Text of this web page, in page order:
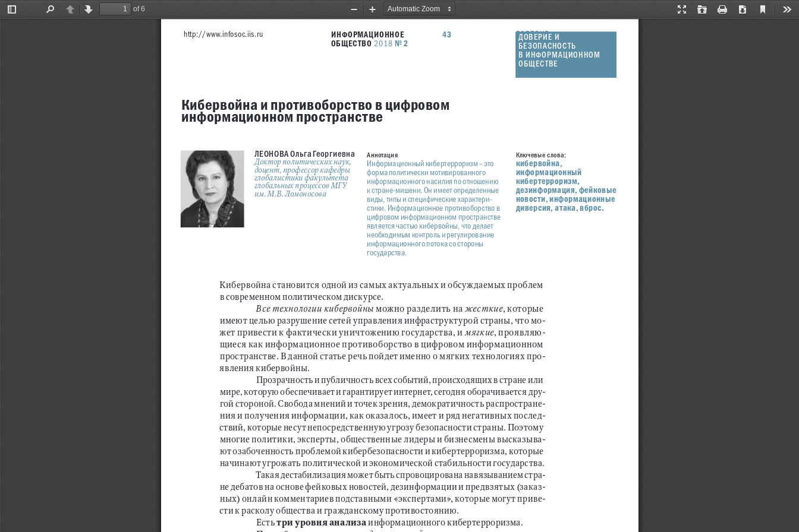
Toggle
PreviousNext
of 6
Presentation
Open Print Download
Current
Zoom
Zoom
Кибервойна становится одной из самых актуальных и обсуждаемых проблем
в современном политическом дискурсе.
Все технологии кибервойны можно разделить на жесткие, которые
имеют целью разрушение сетей управления инфраструктурой страны, что мо-
жет привести к фактически уничтожению государства, и мягкие, проявляю-
щиеся как информационное противоборство в цифровом информационном
пространстве. В данной статье речь пойдет именно о мягких технологиях про-
явления кибервойны.
Прозрачность и публичность всех событий, происходящих в стране или
мире, которую обеспечивает и гарантирует интернет, сегодня оборачивается дру-
гой стороной. Свобода мнений и точек зрения, демократичность распростране-
ния и получения информации, как оказалось, имеет и ряд негативных послед-
ствий, которые несут непосредственную угрозу безопасности страны. Поэтому
многие политики, эксперты, общественные лидеры и бизнесмены высказыва-
ют озабоченность проблемой кибербезопасности и кибертерроризма, которые
начинают угрожать политической и экономической стабильности государства.
Такая дестабилизация может быть спровоцирована навязыванием стра-
не дебатов на основе фейковых новостей, дезинформации и предвзятых (заказ-
ных) онлайн комментариев подставными «экспертами», которые могут приве-
сти к расколу общества и гражданскому противостоянию.
Есть три уровня анализа информационного кибертерроризма.
Кибервойна и противоборство в цифровом
информационном пространстве
Ключевые слова:
кибервойна,
информационный
кибертерроризм,
дезинформация, фейковые
новости, информационные
диверсия, атака, вброс.
Аннотация
Информационный кибертерроризм – это
форма политически мотивированного
информационного насилия по отношению
к стране-мишени. Он имеет определенные
виды, типы и специфические характери-
стики. Информационное противоборство в
цифровом информационном пространстве
является частью кибервойны, что делает
необходимым контроль и регулирование
информационного потока со стороны
государства.
ЛЕОНОВА Ольга Георгиевна
Доктор политических наук,
доцент, профессор кафедры
глобалистики факультета
глобальных процессов МГУ
им. М.В. Ломоносова
ДОВЕРИЕ
И БЕЗОПАСНОСТЬ
В ИНФОРМАЦИОННОМ
ОБЩЕСТВЕ
ИНФОРМАЦИОННОЕ
ОБЩЕСТВО 2018 No 2
http://www.infosoc.iis.ru 43
ДОВЕРИЕ И
БЕЗОПАСНОСТЬ
В ИНФОРМАЦИОННОМ
ОБЩЕСТВЕ